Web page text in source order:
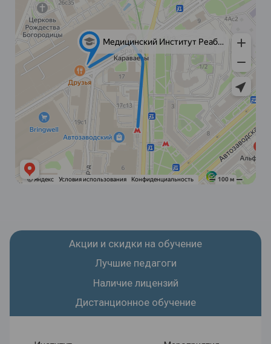
Акции и скидки на обучение
Лучшие педагоги
Наличие лицензий
Дистанционное обучение